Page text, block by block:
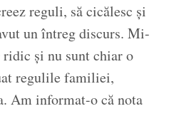
reguli, să cicălesc și
un întreg discurs. Mi-
ridic și nu sunt chiar o
regulile familiei,
Am informat-o că nota